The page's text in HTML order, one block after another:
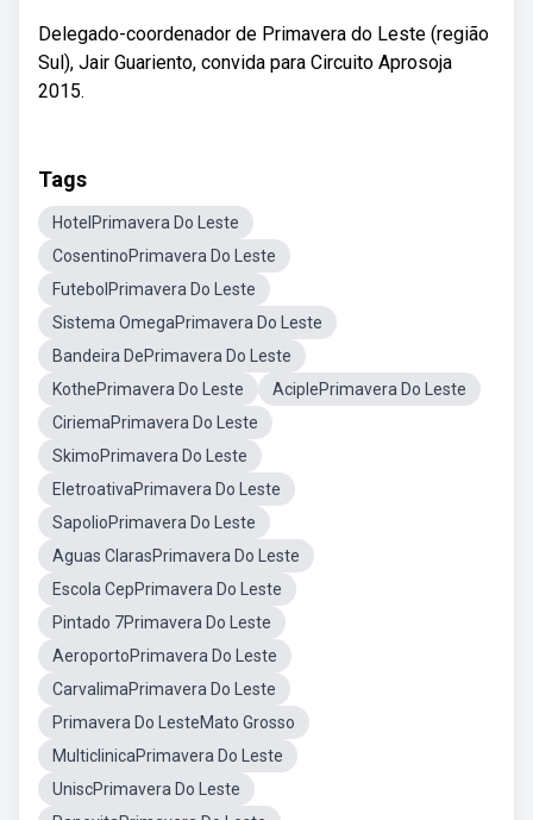
Delegado-coordenador de Primavera do Leste (região
Sul), Jair Guariento, convida para Circuito Aprosoja
2015.
Tags
HotelPrimavera Do Leste
CosentinoPrimavera Do Leste
FutebolPrimavera Do Leste
Sistema OmegaPrimavera Do Leste
Bandeira DePrimavera Do Leste
KothePrimavera Do Leste
AciplePrimavera Do Leste
CiriemaPrimavera Do Leste
SkimoPrimavera Do Leste
EletroativaPrimavera Do Leste
SapolioPrimavera Do Leste
Aguas ClarasPrimavera Do Leste
Escola CepPrimavera Do Leste
Pintado 7Primavera Do Leste
AeroportoPrimavera Do Leste
CarvalimaPrimavera Do Leste
Primavera Do LesteMato Grosso
MulticlinicaPrimavera Do Leste
UniscPrimavera Do Leste